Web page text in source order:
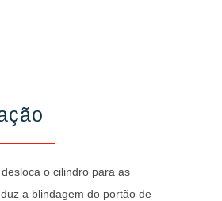
o cilindro para as
a blindagem do portão de